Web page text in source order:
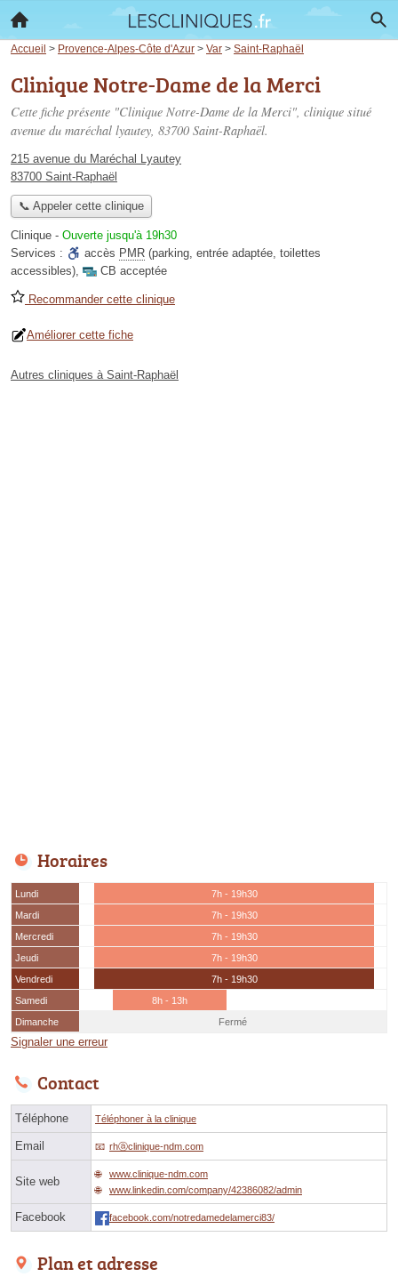
Accueil > Provence-Alpes-Côte d'Azur > Var > Saint-Raphaël
Clinique Notre-Dame de la Merci
Cette fiche présente "Clinique Notre-Dame de la Merci", clinique situé
avenue du maréchal lyautey, 83700 Saint-Raphaël.
215 avenue du Maréchal Lyautey
83700 Saint-Raphaël
📞 Appeler cette clinique
Clinique - Ouverte jusqu'à 19h30
Services :
accès PMR (parking, entrée adaptée, toilettes
accessibles), CB acceptée
Recommander cette clinique
Améliorer cette fiche
Autres cliniques à Saint-Raphaël
Horaires
Lundi
7h - 19h30
Mardi
7h - 19h30
Mercredi
7h - 19h30
Jeudi
7h - 19h30
Vendredi
7h - 19h30
Samedi
8h - 13h
Dimanche
Fermé
Signaler une erreur
Contact
Téléphone Téléphoner à la clinique
Email rhⓐclinique-ndm.com
Site web
www.clinique-ndm.com
www.linkedin.com/company/42386082/admin
Facebook facebook.com/notredamedelamerci83/
Plan et adresse